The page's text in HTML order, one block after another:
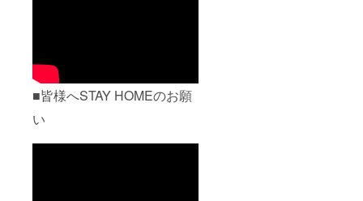
■皆様へSTAY HOMEのお願
い